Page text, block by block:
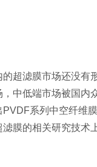
超滤膜市场还没有
中低端市场被国内
系列中空纤维
膜的相关研究技术